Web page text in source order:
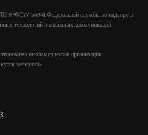
№ФС77-54941 Федеральной службы по надзору в
технологий и массовых коммуникаций
некоммерческая организация
вечерний»